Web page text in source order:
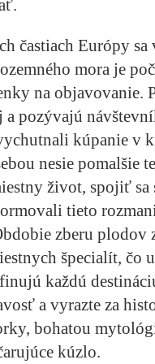
častiach Európy
mora je
na objavovanie.
pozývajú
kúpanie v
nesie pomalšie
život, spojiť
tieto
zberu plodov
špecialít, čo
každú
a vyrazte za
bohatou
kúzlo.